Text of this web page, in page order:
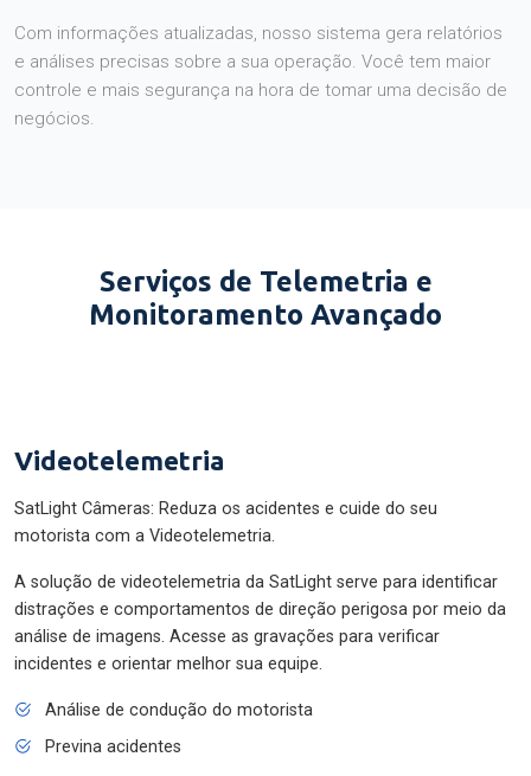
Com informações atualizadas, nosso sistema gera relatórios
e análises precisas sobre a sua operação. Você tem maior
controle e mais segurança na hora de tomar uma decisão de
negócios.
Serviços de Telemetria e
Monitoramento Avançado
Videotelemetria
SatLight Câmeras: Reduza os acidentes e cuide do seu
motorista com a Videotelemetria.
A solução de videotelemetria da SatLight serve para identificar
distrações e comportamentos de direção perigosa por meio da
análise de imagens. Acesse as gravações para verificar
incidentes e orientar melhor sua equipe.
Análise de condução do motorista
Previna acidentes